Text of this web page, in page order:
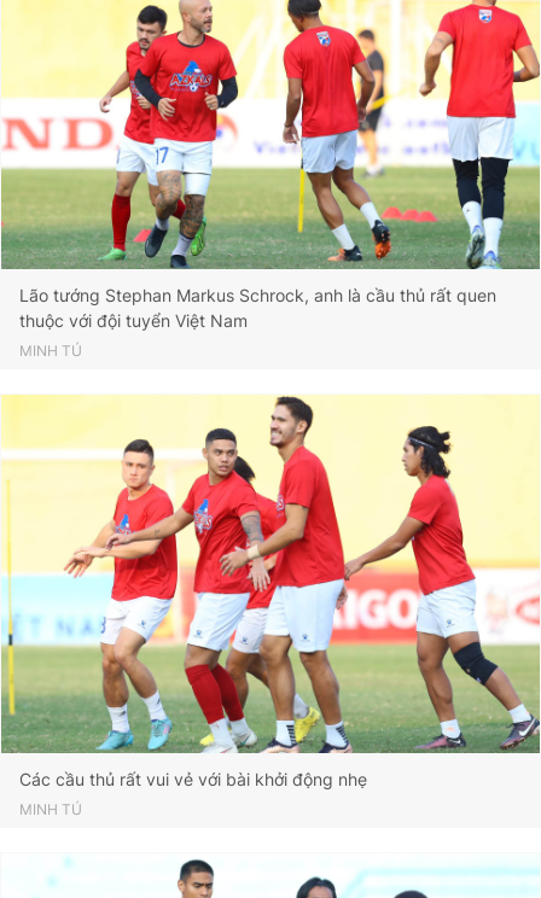
Lão tướng Stephan Markus Schrock, anh là cầu thủ rất quen
thuộc với đội tuyển Việt Nam
MINH TÚ
Các cầu thủ rất vui vẻ với bài khởi động nhẹ
MINH TÚ